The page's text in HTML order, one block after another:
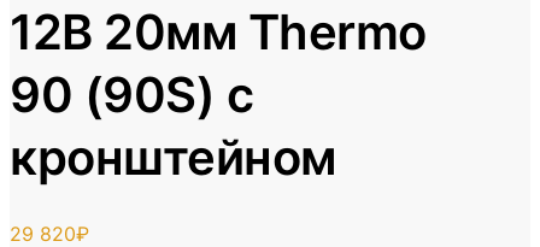
12В 20мм Thermo
90 (90S) с
кронштейном
29 820₽